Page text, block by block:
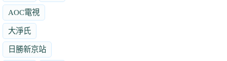
AOC電視
大淨氏
日勝新京站